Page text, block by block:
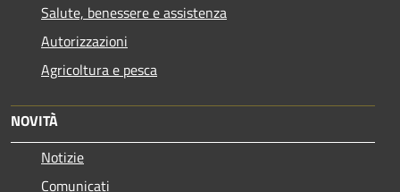
Salute, benessere e assistenza
Autorizzazioni
Agricoltura e pesca
NOVITÀ
Notizie
Comunicati